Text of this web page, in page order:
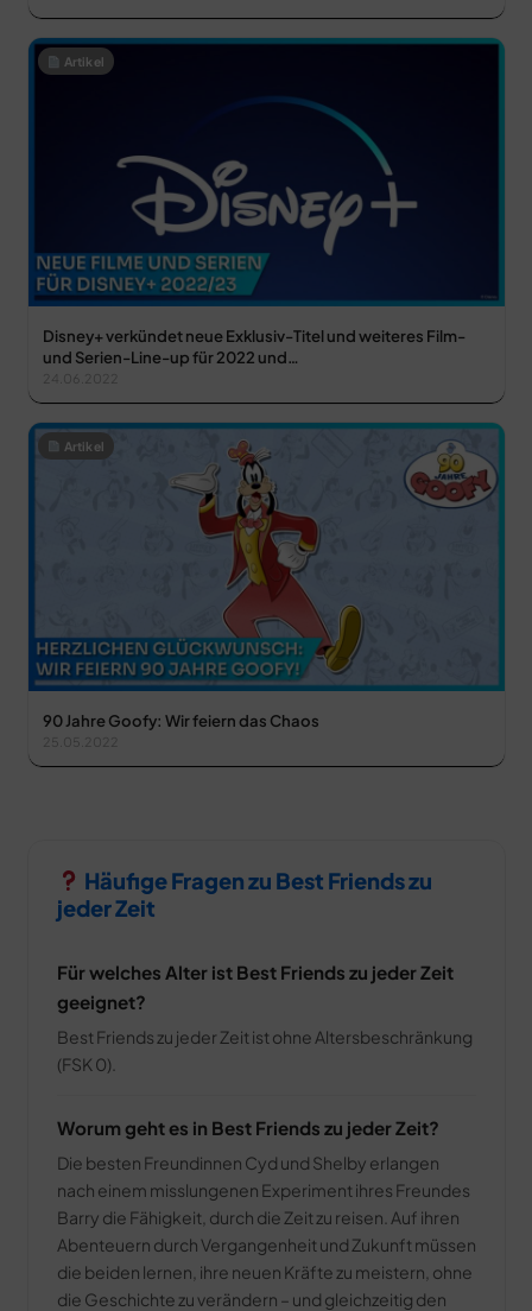
Artikel
Disney+ verkündet neue Exklusiv-Titel und weiteres Film-
und Serien-Line-up für 2022 und…
Artikel
90 Jahre Goofy: Wir feiern das Chaos
25.05.2022
Häufige Fragen zu Best Friends zu
jeder Zeit
Für welches Alter ist Best Friends zu jeder Zeit
geeignet?
Best Friends zu jeder Zeit ist ohne Altersbeschränkung
(FSK 0).
Worum geht es in Best Friends zu jeder Zeit?
Die besten Freundinnen Cyd und Shelby erlangen
nach einem misslungenen Experiment ihres Freundes
Barry die Fähigkeit, durch die Zeit zu reisen. Auf ihren
Abenteuern durch Vergangenheit und Zukunft müssen
die beiden lernen, ihre neuen Kräfte zu meistern, ohne
die Geschichte zu verändern – und gleichzeitig den